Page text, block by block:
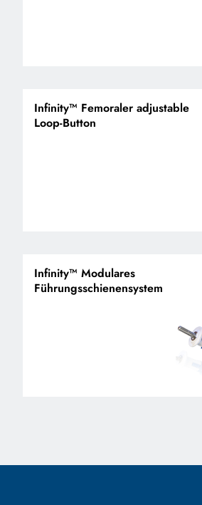
Infinity™ Femoraler adjustable
Loop-Button
Infinity™ Modulares
Führungsschienensystem